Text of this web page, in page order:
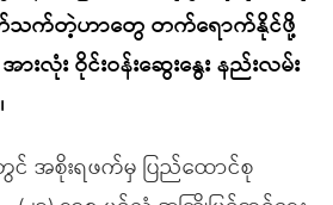
တ်သက်တဲ့ဟာတွေ တက်ရောက်နိုင်ဖို့
လုံး ဝိုင်းဝန်းဆွေးနွေး နည်းလမ်း
င် အစိုးရဖက်မှ ပြည်ထောင်စု